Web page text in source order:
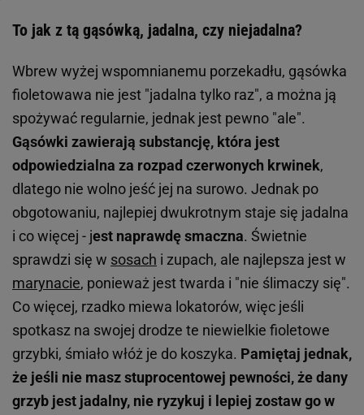
To jak z tą gąsówką, jadalna, czy niejadalna?
Wbrew wyżej wspomnianemu porzekadłu, gąsówka
fioletowawa nie jest "jadalna tylko raz", a można ją
spożywać regularnie, jednak jest pewno "ale".
Gąsówki zawierają substancję, która jest
odpowiedzialna za rozpad czerwonych krwinek,
dlatego nie wolno jeść jej na surowo. Jednak po
obgotowaniu, najlepiej dwukrotnym staje się jadalna
i co więcej - jest naprawdę smaczna. Świetnie
sprawdzi się w sosach i zupach, ale najlepsza jest w
marynacie, ponieważ jest twarda i "nie ślimaczy się".
Co więcej, rzadko miewa lokatorów, więc jeśli
spotkasz na swojej drodze te niewielkie fioletowe
grzybki, śmiało włóż je do koszyka. Pamiętaj jednak,
że jeśli nie masz stuprocentowej pewności, że dany
grzyb jest jadalny, nie ryzykuj i lepiej zostaw go w